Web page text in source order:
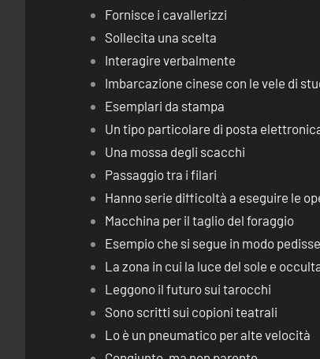
Fornisce i cavallerizzi
Sollecita una scelta
Interagire verbalmente
Imbarcazione cinese con le vele di
Esemplari da stampa
Un tipo particolare di posta
Una mossa degli scacchi
Passaggio tra i filari
Hanno serie difficoltà a eseguire le
Macchina per il taglio del foraggio
Esempio che si segue in modo
La zona in cui la luce del sole e
Leggono il futuro sui tarocchi
Sono scritti sui copioni teatrali
Lo è un pneumatico per alte velocità